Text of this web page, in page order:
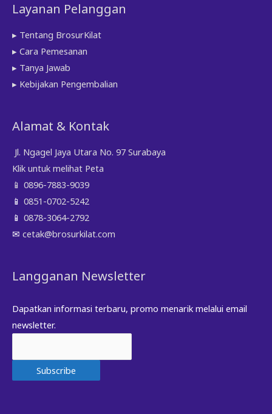
Layanan Pelanggan
▸ Tentang BrosurKilat
▸ Cara Pemesanan
▸ Tanya Jawab
▸ Kebijakan Pengembalian
Alamat & Kontak
Jl. Ngagel Jaya Utara No. 97 Surabaya
Klik untuk melihat Peta
📱 0896-7883-9039
📱 0851-0702-5242
📱 0878-3064-2792
✉ cetak@brosurkilat.com
Langganan Newsletter
Dapatkan informasi terbaru, promo menarik melalui email
newsletter.